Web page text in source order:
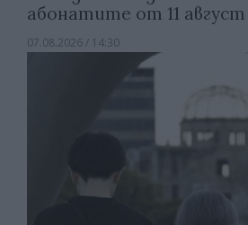
абонатите от 11 август
07.08.2026 / 14:30